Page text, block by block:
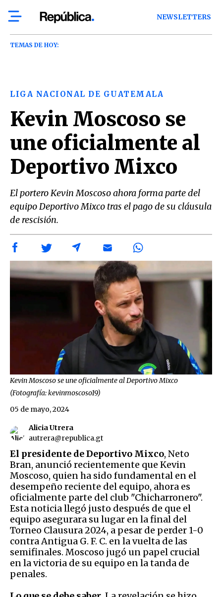
NEWSLETTERS
TEMAS DE HOY:
LIGA NACIONAL DE GUATEMALA
Kevin Moscoso se
une oficialmente al
Deportivo Mixco
El portero Kevin Moscoso ahora forma parte del
equipo Deportivo Mixco tras el pago de su cláusula
de rescisión.
Kevin Moscoso se une oficialmente al Deportivo Mixco
(Fotografía: kevinmoscoso19)
Alicia Utrera
autrera@republica.gt
05 de mayo, 2024
El presidente de Deportivo Mixco, Neto
Bran, anunció recientemente que Kevin
Moscoso, quien ha sido fundamental en el
desempeño reciente del equipo, ahora es
oficialmente parte del club "Chicharronero".
Esta noticia llegó justo después de que el
equipo asegurara su lugar en la final del
Torneo Clausura 2024, a pesar de perder 1-0
contra Antigua G. F. C. en la vuelta de las
semifinales. Moscoso jugó un papel crucial
en la victoria de su equipo en la tanda de
penales.